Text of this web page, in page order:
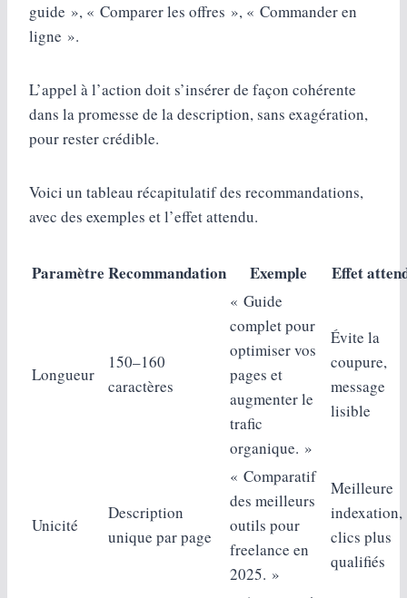
guide », « Comparer les offres », « Commander en
ligne ».
L’appel à l’action doit s’insérer de façon cohérente
dans la promesse de la description, sans exagération,
pour rester crédible.
Voici un tableau récapitulatif des recommandations,
avec des exemples et l’effet attendu.
Paramètre Recommandation Exemple Effet
Longueur
150–160
caractères
« Guide
complet pour
optimiser vos
pages et
augmenter le
trafic
organique. »
Évite la
coupure,
message
lisible
Unicité
Description
unique par page
« Comparatif
des meilleurs
outils pour
freelance en
2025. »
Meilleure
indexation,
clics plus
qualifiés